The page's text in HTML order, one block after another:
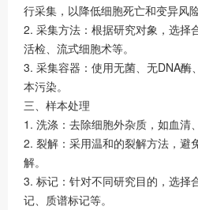
行采集，以降低细胞死亡和变异风险
2. 采集方法：根据研究对象，选择
活检、流式细胞术等。
3. 采集容器：使用无菌、无DNA酶
本污染。
三、样本处理
1. 洗涤：去除细胞外杂质，如血清
2. 裂解：采用温和的裂解方法，避
解。
3. 标记：针对不同研究目的，选择
记、质谱标记等。